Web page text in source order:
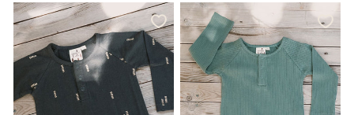
Grenouillère
pour
bébé
Jam
Minerals
Noir
Grenouillère
bébé
Jam
vert
émeraude